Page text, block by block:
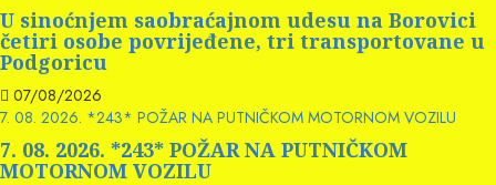
U sinoćnjem saobraćajnom udesu na Borovici
četiri osobe povrijeđene, tri transportovane u
Podgoricu
07/08/2026
7. 08. 2026. *243* POŽAR NA PUTNIČKOM MOTORNOM VOZILU
7. 08. 2026. *243* POŽAR NA PUTNIČKOM
MOTORNOM VOZILU